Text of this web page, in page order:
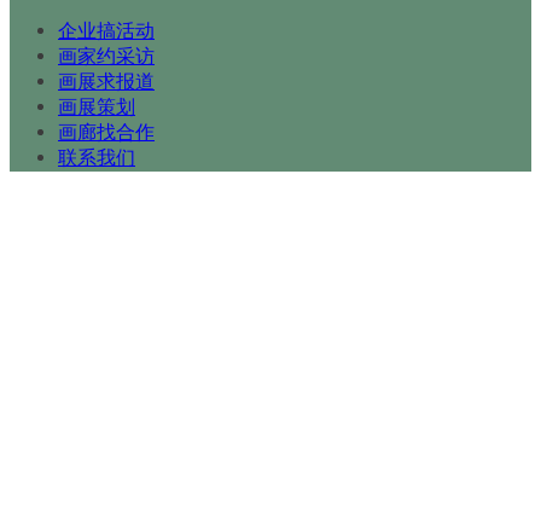
企业搞活动
画家约采访
画展求报道
画展策划
画廊找合作
联系我们